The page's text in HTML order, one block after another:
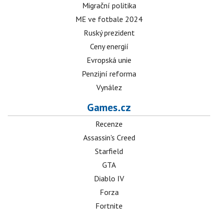
Migrační politika
ME ve fotbale 2024
Ruský prezident
Ceny energií
Evropská unie
Penzijní reforma
Vynález
Games.cz
Recenze
Assassin's Creed
Starfield
GTA
Diablo IV
Forza
Fortnite